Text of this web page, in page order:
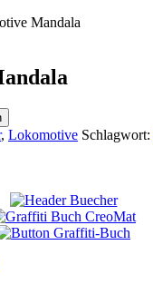
Mandala
, Lokomotive Schlagwort: